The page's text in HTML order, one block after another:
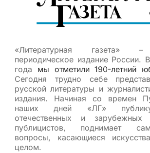
«Литературная газета» –
периодическое издание России.
года мы отметили 190-летний
Сегодня трудно себе
русской литературы и
издания. Начиная со времен
наших дней «ЛГ»
отечественных и зарубежных
публицистов, поднимает
вопросы, касающиеся
целом.